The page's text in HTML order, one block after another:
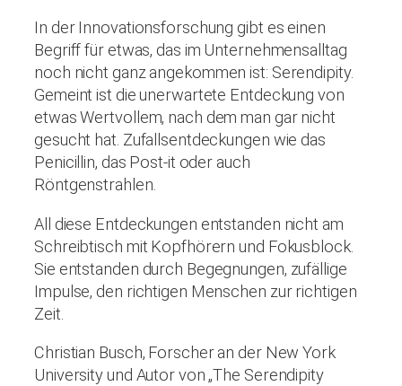
In der Innovationsforschung gibt es einen
Begriff für etwas, das im Unternehmensalltag
noch nicht ganz angekommen ist: Serendipity.
Gemeint ist die unerwartete Entdeckung von
etwas Wertvollem, nach dem man gar nicht
gesucht hat. Zufallsentdeckungen wie das
Penicillin, das Post-it oder auch
Röntgenstrahlen.
All diese Entdeckungen entstanden nicht am
Schreibtisch mit Kopfhörern und Fokusblock.
Sie entstanden durch Begegnungen, zufällige
Impulse, den richtigen Menschen zur richtigen
Zeit.
Christian Busch, Forscher an der New York
University und Autor von „The Serendipity